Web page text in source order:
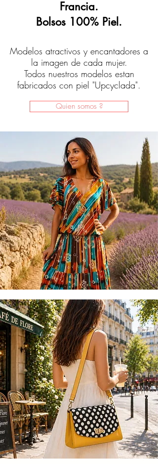
Francia.
Bolsos 100% Piel.
Modelos atractivos y encantadores a
la imagen de cada mujer.
Todos nuestros modelos estan
fabricados con piel "Upcyclada".
Quien somos ?